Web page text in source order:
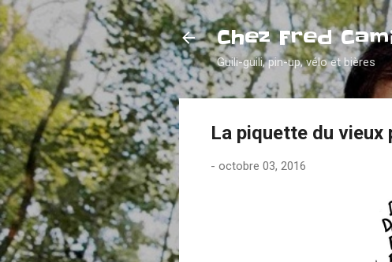
Chez Fred
Guili-guili, pin-up, vélo et bières
La piquette du vieux
- octobre 03, 2016